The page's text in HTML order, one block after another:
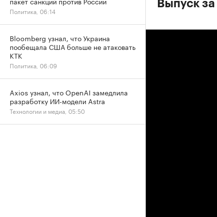
Выпуск
Политика, 06:14
Bloomberg узнал, что Украина
пообещала США больше не атаковать
КТК
Политика, 06:09
Axios узнал, что OpenAI замедлила
разработку ИИ-модели Astra
Технологии и медиа, 05:50